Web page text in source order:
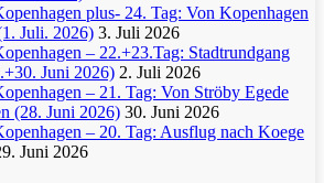
plus- 24. Tag: Von Kopenhagen
Juli. 2026) 3. Juli 2026
– 22.+23.Tag: Stadtrundgang
Juni 2026) 2. Juli 2026
– 21. Tag: Von Ströby Egede
(28. Juni 2026) 30. Juni 2026
– 20. Tag: Ausflug nach Koege
Juni 2026